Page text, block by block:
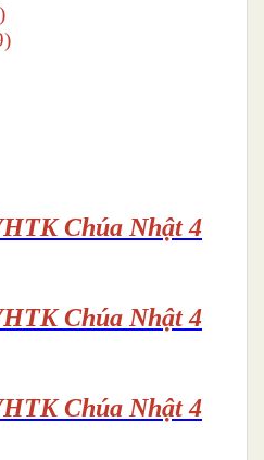
Chúa Nhật 4
Chúa Nhật 4
Chúa Nhật 4